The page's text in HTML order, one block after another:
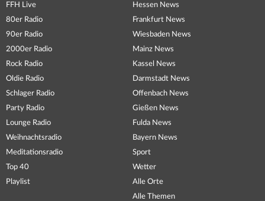
FFH Live
80er Radio
90er Radio
2000er Radio
Rock Radio
Oldie Radio
Schlager Radio
Party Radio
Lounge Radio
Weihnachtsradio
Meditationsradio
Top 40
Playlist
Hessen News
Frankfurt News
Wiesbaden News
Mainz News
Kassel News
Darmstadt News
Offenbach News
Gießen News
Fulda News
Bayern News
Sport
Wetter
Alle Orte
Alle Themen